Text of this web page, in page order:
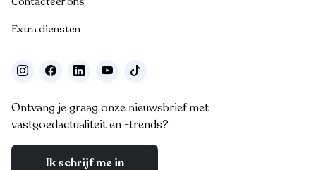
Extra diensten
Ontvang je graag onze nieuwsbrief met
vastgoedactualiteit en -trends?
Ik schrijf me in